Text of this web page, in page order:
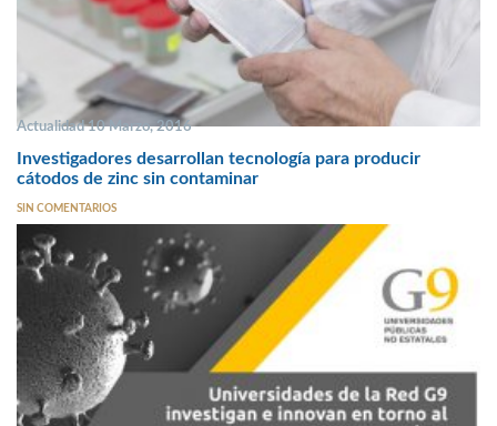
Actualidad 10 Marzo, 2016
Investigadores desarrollan tecnología para producir
cátodos de zinc sin contaminar
SIN COMENTARIOS